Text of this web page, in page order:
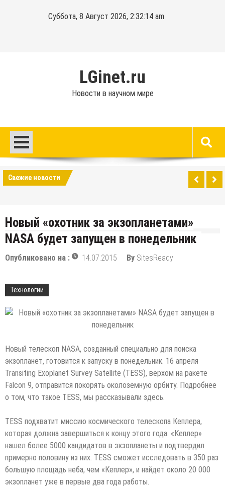
Суббота, 8 Август 2026, 2:32:14 am
LGinet.ru
Новости в научном мире
Свежие новости
Новый «охотник за экзопланетами»
NASA будет запущен в понедельник
Опубликовано на : 14.07.2015 By SitesReady
Технологии
Новый телескоп NASA, созданный специально для поиска
экзопланет, готовится к запуску в понедельник. 16 апреля
Transiting Exoplanet Survey Satellite (TESS), верхом на ракете
Falcon 9, отправится покорять околоземную орбиту. Подробнее
о том, что такое TESS, мы рассказывали здесь.
TESS подхватит миссию космического телескопа Кеплера,
которая должна завершиться к концу этого года. «Кеплер»
нашел более 5000 кандидатов в экзопланеты и подтвердил
примерно половину из них. TESS сможет исследовать в 350 раз
большую площадь неба, чем «Кеплер», и найдет около 20 000
экзопланет уже в первые два года работы.